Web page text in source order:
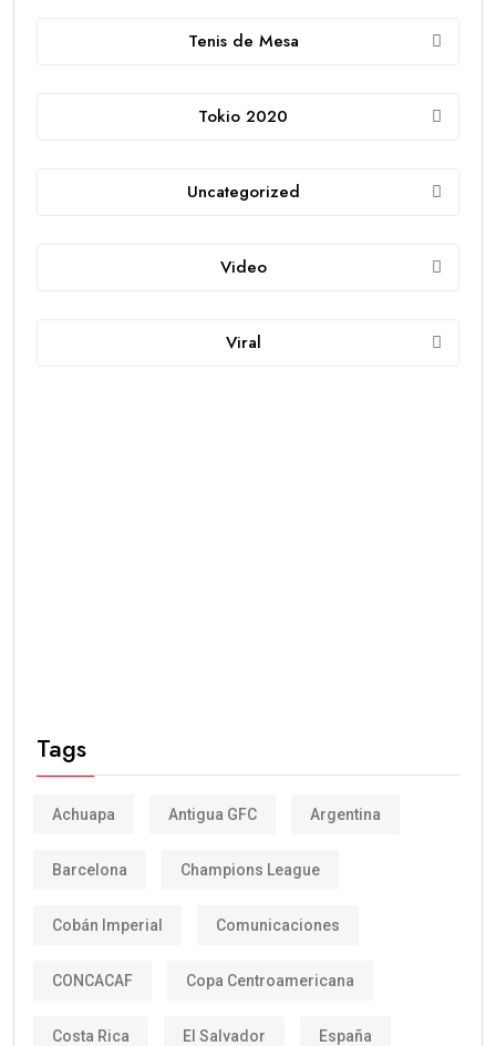
Tenis de Mesa
Tokio 2020
Uncategorized
Video
Viral
Tags
Achuapa Antigua GFC Argentina
Barcelona Champions League
Cobán Imperial Comunicaciones
CONCACAF Copa Centroamericana
Costa Rica El Salvador España